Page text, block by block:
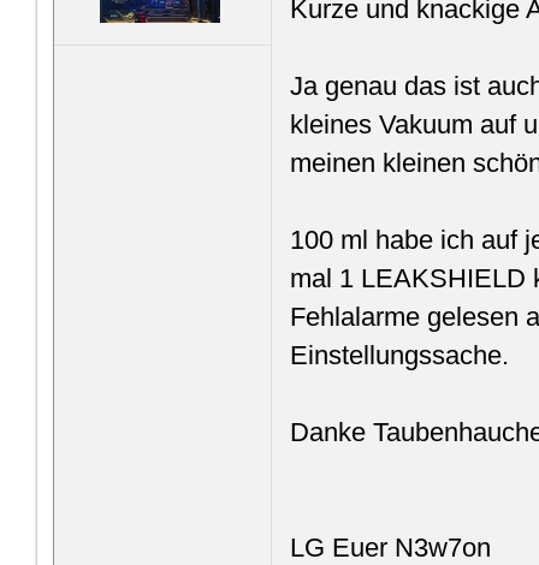
Kurze und knackige
Ja genau das ist
kleines Vakuum auf
meinen kleinen
100 ml habe ich auf
mal 1 LEAKSHIELD
Fehlalarme gelesen
Einstellungssache.
Danke
LG Euer N3w7on